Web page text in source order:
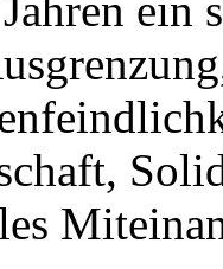
ein